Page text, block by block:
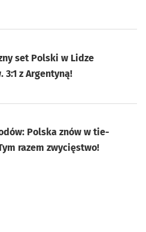
set Polski w Lidze
3:1 z Argentyną!
Polska znów w tie-
razem zwycięstwo!